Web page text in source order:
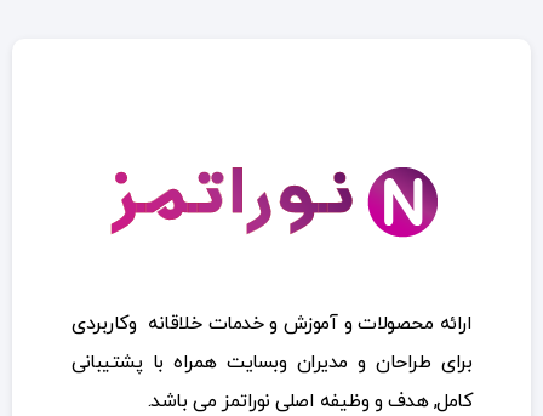
ارائه محصولات و آموزش و خدمات خلاقانه وکاربردی
برای طراحان و مدیران وبسایت همراه با پشتیبانی
کامل, هدف و وظیفه اصلی نوراتمز می باشد.